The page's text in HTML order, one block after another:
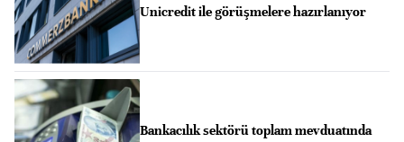
Unicredit ile görüşmelere hazırlanıyor
Bankacılık sektörü toplam mevduatında